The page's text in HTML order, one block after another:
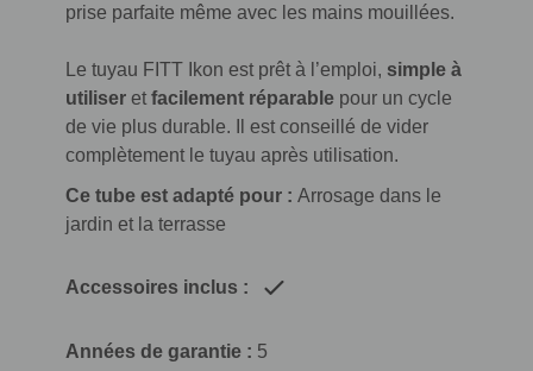
prise parfaite même avec les mains mouillées.
Le tuyau FITT Ikon est prêt à l’emploi, simple à
utiliser et facilement réparable pour un cycle
de vie plus durable. Il est conseillé de vider
complètement le tuyau après utilisation.
Ce tube est adapté pour : Arrosage dans le
jardin et la terrasse
Accessoires inclus :
Années de garantie : 5